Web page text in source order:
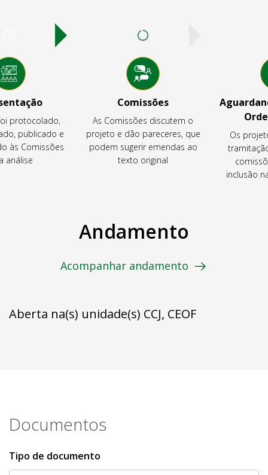
protocolado,
publicado e
às Comissões
análise
Comissões
As Comissões discutem o
projeto e dão pareceres, que
podem sugerir emendas ao
texto original
Os
inclusão
Andamento
Acompanhar andamento
Aberta na(s) unidade(s) CCJ, CEOF
Documentos
Tipo de documento